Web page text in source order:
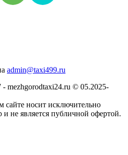
admin@taxi499.ru
mezhgorodtaxi24.ru © 05.2025-
носит исключительно
и не является публичной офертой.